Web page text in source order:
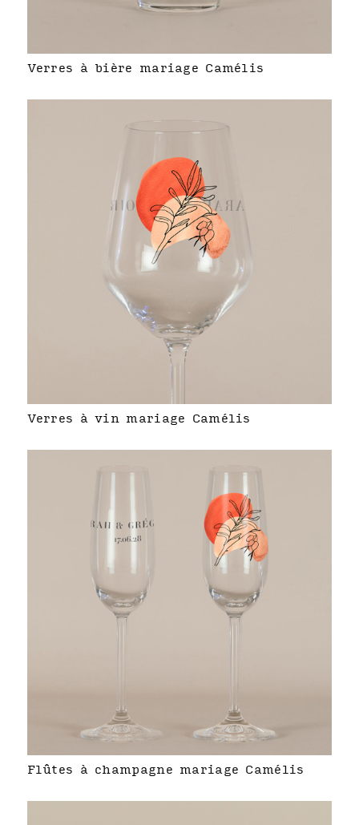
Verres à bière mariage Camélis
Verres à vin mariage Camélis
Flûtes à champagne mariage Camélis